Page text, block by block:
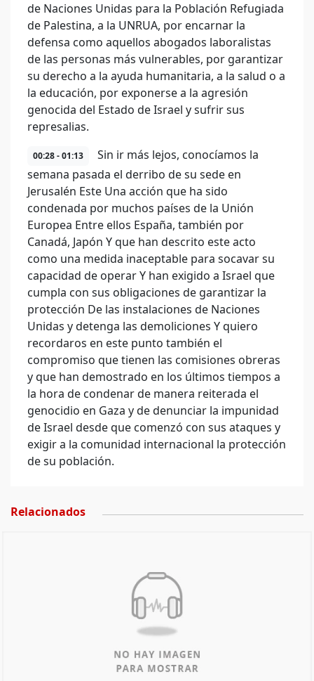
de Naciones Unidas para la Población Refugiada
de Palestina, a la UNRUA, por encarnar la
defensa como aquellos abogados laboralistas
de las personas más vulnerables, por garantizar
su derecho a la ayuda humanitaria, a la salud o a
la educación, por exponerse a la agresión
genocida del Estado de Israel y sufrir sus
represalias.
00:28 - 01:13
Sin ir más lejos, conocíamos la
semana pasada el derribo de su sede en
Jerusalén Este Una acción que ha sido
condenada por muchos países de la Unión
Europea Entre ellos España, también por
Canadá, Japón Y que han descrito este acto
como una medida inaceptable para socavar su
capacidad de operar Y han exigido a Israel que
cumpla con sus obligaciones de garantizar la
protección De las instalaciones de Naciones
Unidas y detenga las demoliciones Y quiero
recordaros en este punto también el
compromiso que tienen las comisiones obreras
y que han demostrado en los últimos tiempos a
la hora de condenar de manera reiterada el
genocidio en Gaza y de denunciar la impunidad
de Israel desde que comenzó con sus ataques y
exigir a la comunidad internacional la protección
de su población.
Relacionados